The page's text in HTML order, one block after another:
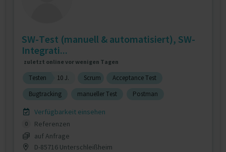
SW-Test (manuell & automatisiert), SW-
Integrati...
zuletzt online vor wenigen Tagen
Testen 10 J. Scrum
Acceptance Test
Bugtracking
manueller Test Postman
Verfügbarkeit einsehen
0
Referenzen
auf Anfrage
D-85716 Unterschleißheim